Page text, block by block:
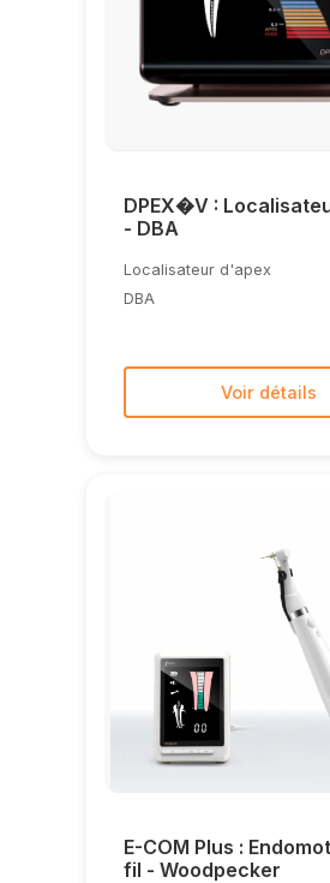
DPEX�V :
- DBA
Localisateur d'apex
DBA
Voir détails
E-COM Plus :
fil - Woodpecker